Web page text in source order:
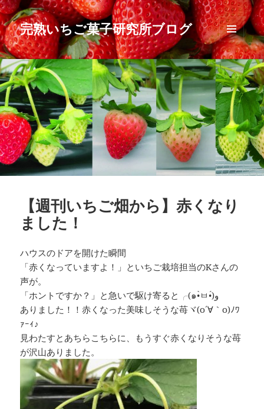
完熟いちご菓子研究所ブログ
メニュ
ーとウ
ィジェ
ット
【週刊いちご畑から】赤くなり
ました！
ハウスのドアを開けた瞬間
「赤くなっていますよ！」といちご栽培担当のKさんの
声が。
「ホントですか？」と急いで駆け寄ると╭(๑•̀ㅂ•́)و
ありました！！赤くなった美味しそうな苺ヾ(o´∀｀o)ﾉﾜ
ｧｰｨ♪
見わたすとあちらこちらに、もうすぐ赤くなりそうな苺
が沢山ありました。